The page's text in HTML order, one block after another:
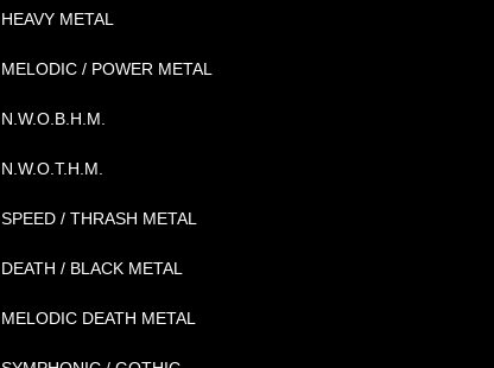
HEAVY METAL
MELODIC / POWER METAL
N.W.O.B.H.M.
N.W.O.T.H.M.
SPEED / THRASH METAL
DEATH / BLACK METAL
MELODIC DEATH METAL